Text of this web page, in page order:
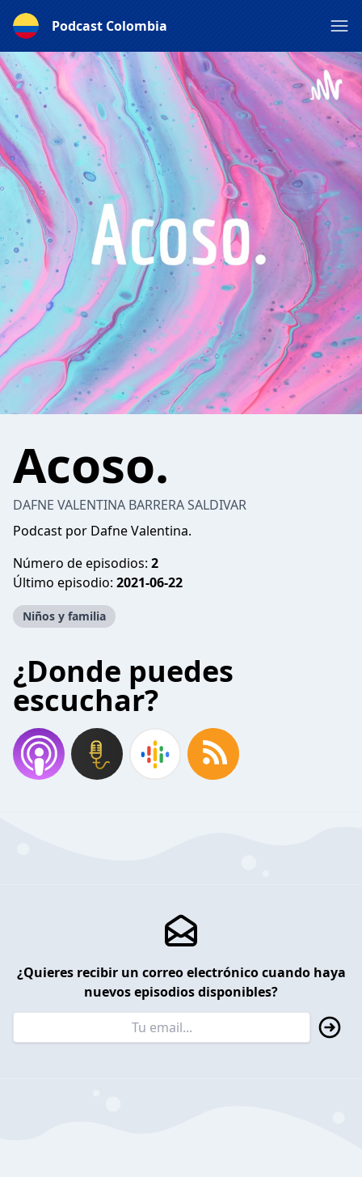
Podcast Colombia
Acoso.
DAFNE VALENTINA BARRERA SALDIVAR
Podcast por Dafne Valentina.
Número de episodios: 2
Último episodio: 2021-06-22
Niños y familia
¿Donde puedes
escuchar?
¿Quieres recibir un correo electrónico cuando haya
nuevos episodios disponibles?